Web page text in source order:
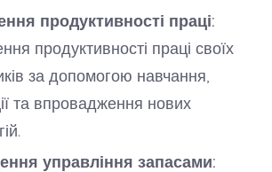
продуктивності праці:
продуктивності праці своїх
за допомогою навчання,
та впровадження нових
управління запасами: